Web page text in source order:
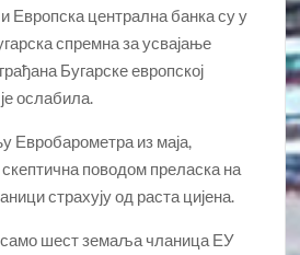
Европска централна банка су у
спремна за усвајање
Бугарске европској
ослабила.
Евробарометра из маја,
скептична поводом преласка на
страхују од раста цијена.
само шест земаља чланица ЕУ